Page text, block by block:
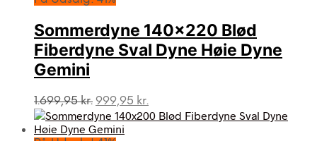
Sommerdyne 140×220 Blød
Fiberdyne Sval Dyne Høie Dyne
Gemini
1.699,95kr. Den
oprindelige
pris
999,95 kr.
aktuelle